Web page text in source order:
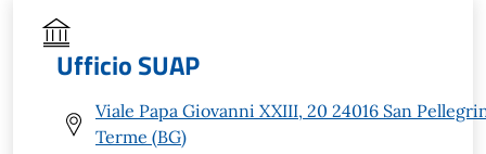
Ufficio SUAP
Viale Papa Giovanni XXIII, 20 24016 San
Terme (BG)